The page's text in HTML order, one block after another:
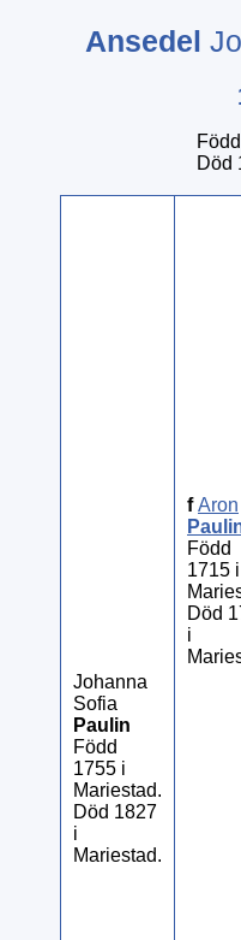
Ansedel
Död
Johanna
Sofia
Paulin
Född
1755 i
Mariestad.
Död 1827
i
Mariestad.
fAron
Född
1715 i
Död
i